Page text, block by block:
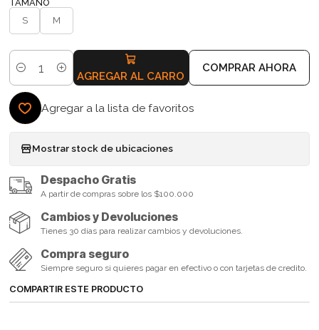
TAMAÑO
S M
Cantidad AGREGAR AL CARRO
COMPRAR AHORA
Agregar a la lista de favoritos
Mostrar stock de ubicaciones
Despacho Gratis
A partir de compras sobre los $100.000
Cambios y Devoluciones
Tienes 30 días para realizar cambios y devoluciones.
Compra seguro
Siempre seguro si quieres pagar en efectivo o con tarjetas de credito.
COMPARTIR ESTE PRODUCTO